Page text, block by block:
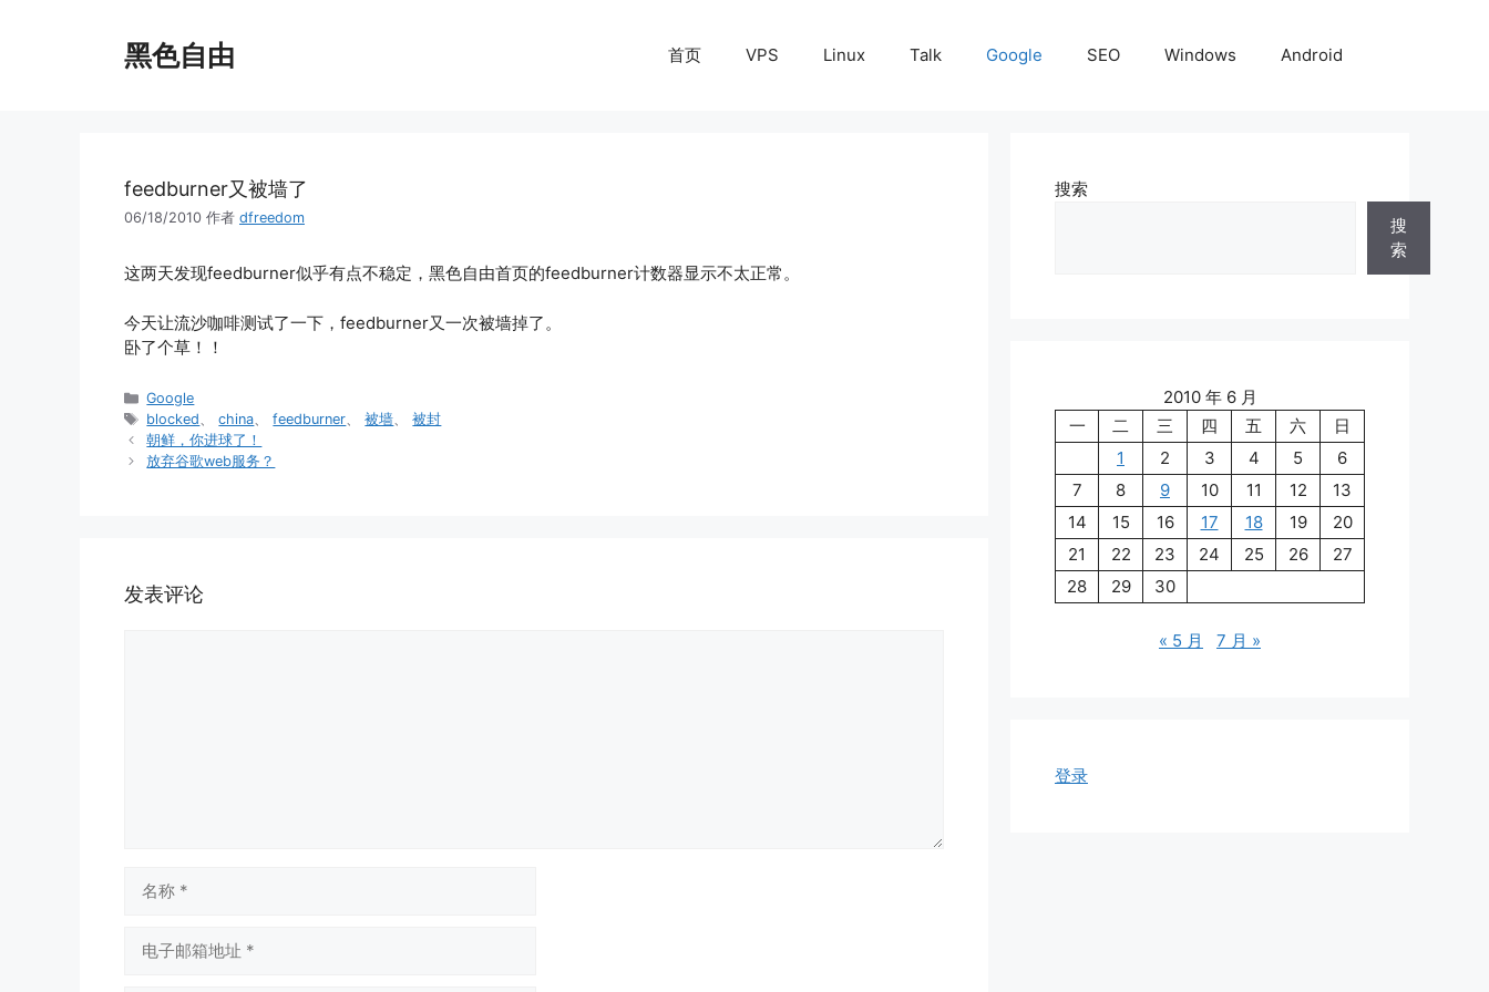
黑色自由 首页 VPS Linux Talk Google SEO Windows Android
feedburner又被墙了
06/18/2010 作者 dfreedom
这两天发现feedburner似乎有点不稳定，黑色自由首页的feedburner计数器显示不太正常。
今天让流沙咖啡测试了一下，feedburner又一次被墙掉了。
卧了个草！！
分
类
Google
标
签
blocked、china、feedburner、被墙、被封
朝鲜，你进球了！
放弃谷歌web服务？
发表评论
搜索
搜
索
2010 年 6 月
一
二 三 四 五 六
日
1
2 3 4 5
6
7
8 9 10 11 12
13
14
15 16 17 18 19
20
21
22 23 24 25 26
27
28
29 30
« 5 月 7 月 »
登录